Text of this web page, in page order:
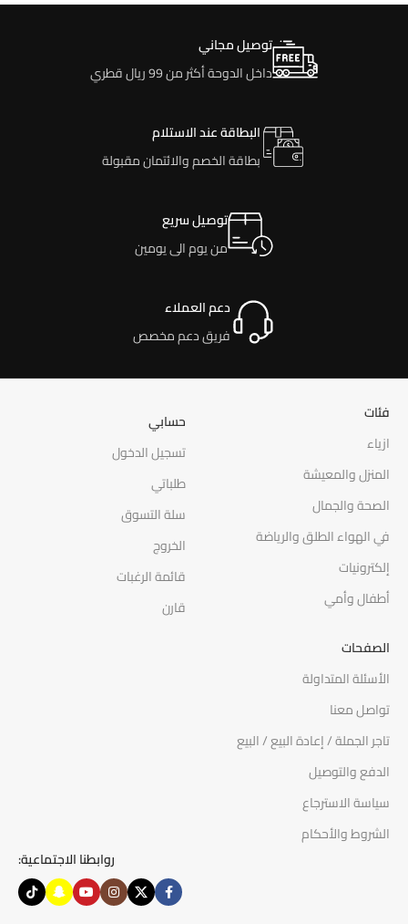
توصيل مجاني
داخل الدوحة أكثر من 99 ريال قطري
البطاقة عند الاستلام
بطاقة الخصم والائتمان مقبولة
توصيل سريع
من يوم الى يومين
دعم العملاء
فريق دعم مخصص
فئات
ازياء
المنزل والمعيشة
الصحة والجمال
في الهواء الطلق والرياضة
إلكترونيات
أطفال وأمي
حسابي
تسجيل الدخول
طلباتي
سلة التسوق
الخروج
قائمة الرغبات
قارن
الصفحات
الأسئلة المتداولة
تواصل معنا
تاجر الجملة / إعادة البيع / البيع
الدفع والتوصيل
سياسة الاسترجاع
الشروط والأحكام
روابطنا الاجتماعية: